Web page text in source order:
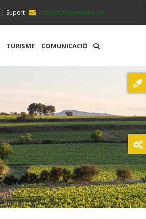
ccbp@baixpenedes.cat
| Suport
TURISME COMUNICACIÓ